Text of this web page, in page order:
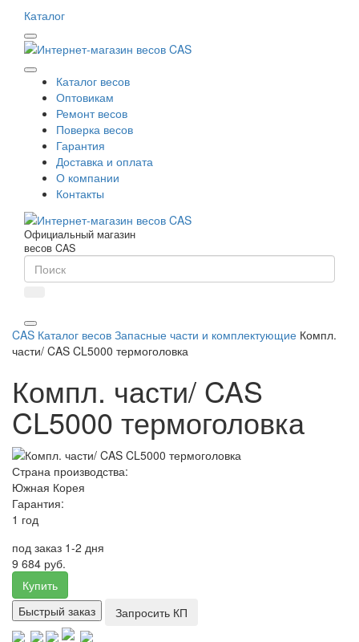
Каталог
Каталог весов
Оптовикам
Ремонт весов
Поверка весов
Гарантия
Доставка и оплата
О компании
Контакты
Официальный магазин
весов CAS
CAS Каталог весов Запасные части и комплектующие Компл.
части/ CAS CL5000 термоголовка
Компл. части/ CAS
CL5000 термоголовка
Страна производства:
Южная Корея
Гарантия:
1 год
под заказ 1-2 дня
9 684 руб.
Купить
Быстрый заказ
Запросить КП